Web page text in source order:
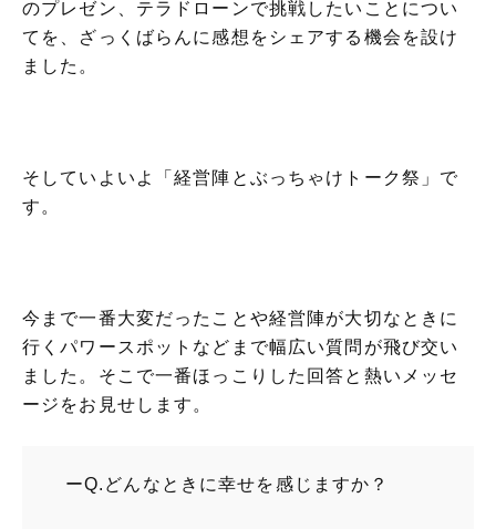
のプレゼン、テラドローンで挑戦したいことについ
てを、ざっくばらんに感想をシェアする機会を設け
ました。
そしていよいよ「経営陣とぶっちゃけトーク祭」で
す。
今まで一番大変だったことや経営陣が大切なときに
行くパワースポットなどまで幅広い質問が飛び交い
ました。そこで一番ほっこりした回答と熱いメッセ
ージをお見せします。
ーQ.どんなときに幸せを感じますか？